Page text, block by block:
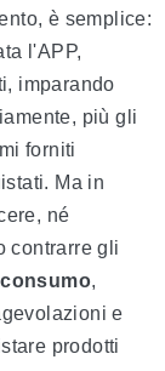
è semplice:
l'APP,
imparando
più gli
forniti
Ma in
né
contrarre gli
,
e
prodotti